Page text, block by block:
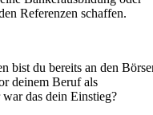
Referenzen schaffen.
bist du bereits an den
deinem Beruf als
das dein Einstieg?